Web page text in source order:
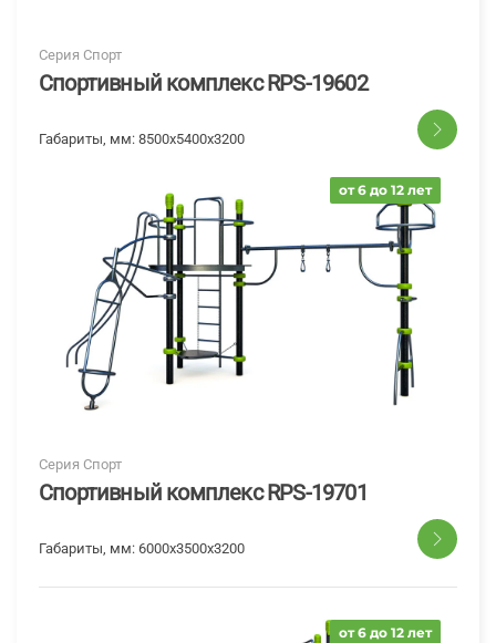
Серия Спорт
Спортивный комплекс RPS-19602
Габариты, мм: 8500х5400х3200
от 6 до 12 лет
Серия Спорт
Спортивный комплекс RPS-19701
Габариты, мм: 6000х3500х3200
от 6 до 12 лет